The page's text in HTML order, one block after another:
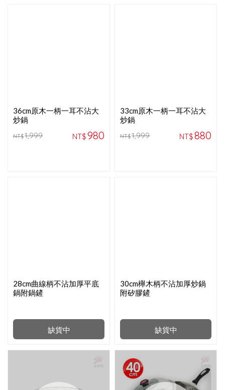
36cm原木一柄一耳不沾大
炒鍋
NT$980
NT$1,999
33cm原木一柄一耳不沾大
炒鍋
NT$880
NT$1,999
缺貨中
28cm曲線柄不沾加厚平底
鍋附鍋鏟
缺貨中
30cm櫸木柄不沾加厚炒鍋
附矽膠鏟